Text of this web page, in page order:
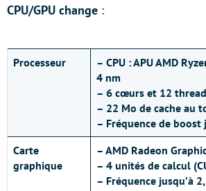
CPU/GPU change :
Processeur
– CPU : APU AMD
4 nm
– 6 cœurs et 12
– 22 Mo de cache au
– Fréquence de boost
Carte
graphique
– AMD Radeon
– 4 unités de calcul
– Fréquence jusqu’à